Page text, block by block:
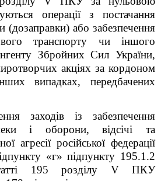
операції з постачання
(дозаправки) або забезпечення
транспорту чи іншого
Збройних Сил України,
акціях за кордоном
випадках, передбачених
заходів із забезпечення
і оборони, відсічі та
агресії російської федерації
«г» підпункту 195.1.2
195 розділу V ПКУ